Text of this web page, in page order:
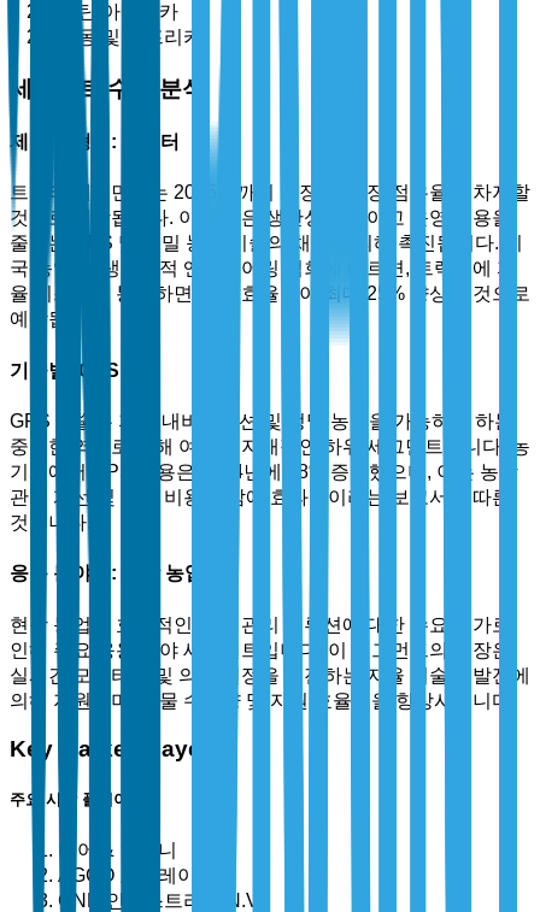
라틴 아메리카
중동 및 아프리카
세그먼트 수준 분석
제품 유형별: 트랙터
트랙터 세그먼트는 2025년까지 가장 큰 시장 점유율을 차지할
것으로 예상됩니다. 이 성장은 생산성을 높이고 운영 비용을
줄이는 GPS 및 정밀 농업 기술의 채택에 의해 촉진됩니다. 미
국 농업 및 생물학적 엔지니어링 협회에 따르면, 트랙터에 자
율 시스템을 통합하면 필드 효율성이 최대 25% 향상될 것으로
예상됩니다.
기술별: GPS
GPS 기술은 자율 내비게이션 및 정밀 농업을 가능하게 하는
중요한 역할로 인해 여전히 지배적인 하위 세그먼트입니다. 농
기계에서 GPS 사용은 2024년에 38% 증가했으며, 이는 농장
관리 개선 및 투입 비용 절감에 효과적이라는 보고서에 따른
것입니다.
응용 분야별: 현장 농업
현장 농업은 효율적인 작물 관리 솔루션에 대한 수요 증가로
인해 주요 응용 분야 세그먼트입니다. 이 세그먼트의 성장은
실시간 모니터링 및 의사 결정을 촉진하는 자율 기술의 발전에
의해 지원되며, 작물 수확량 및 자원 효율성을 향상시킵니다.
Key Market Players
주요 시장 플레이어
디어 & 컴퍼니
AGCO 코퍼레이션
CNH 인더스트리얼 N.V.